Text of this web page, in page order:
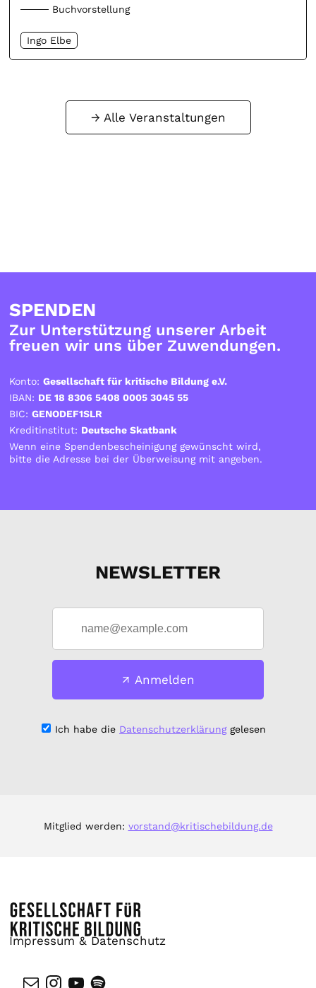
Buchvorstellung
Ingo Elbe
Alle Veranstaltungen
SPENDEN
Zur Unterstützung unserer Arbeit
freuen wir uns über Zuwendungen.
Konto:Gesellschaft für kritische Bildung e.V.
IBAN: DE 18 8306 5408 0005 3045 55
BIC:GENODEF1SLR
Kreditinstitut: Deutsche Skatbank
Wenn eine Spendenbescheinigung gewünscht wird,
bitte die Adresse bei der Überweisung mit angeben.
NEWSLETTER
Anmelden
Ich habe die Datenschutzerklärunggelesen
Mitglied werden: vorstand@kritischebildung.de
Impressum & Datenschutz